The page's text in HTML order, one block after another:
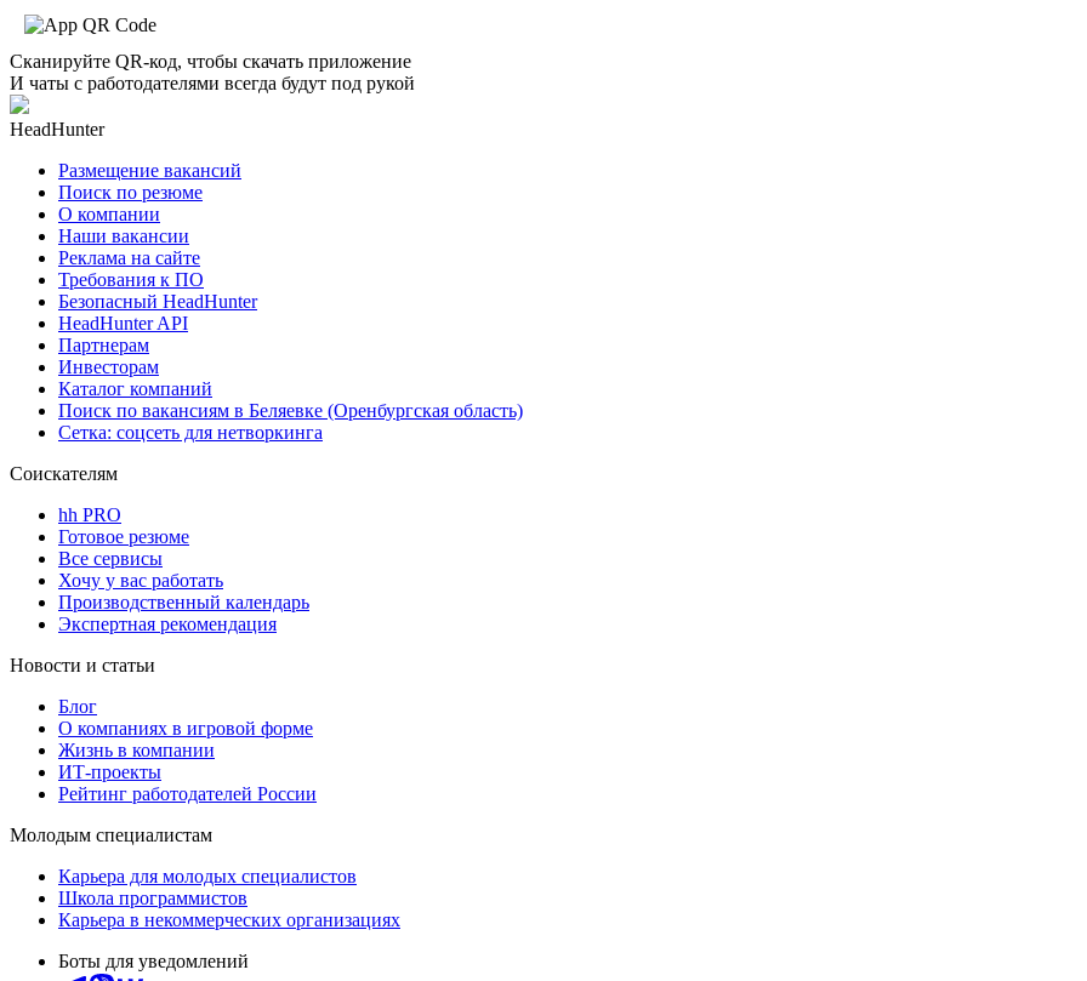
Сканируйте QR-код, чтобы скачать приложение
И чаты с работодателями всегда будут под рукой
HeadHunter
Размещение вакансий
Поиск по резюме
О компании
Наши вакансии
Реклама на сайте
Требования к ПО
Безопасный HeadHunter
HeadHunter API
Партнерам
Инвесторам
Каталог компаний
Поиск по вакансиям в Беляевке (Оренбургская область)
Сетка: соцсеть для нетворкинга
Соискателям
hh PRO
Готовое резюме
Все сервисы
Хочу у вас работать
Производственный календарь
Экспертная рекомендация
Новости и статьи
Блог
О компаниях в игровой форме
Жизнь в компании
ИТ-проекты
Рейтинг работодателей России
Молодым специалистам
Карьера для молодых специалистов
Школа программистов
Карьера в некоммерческих организациях
Боты для уведомлений